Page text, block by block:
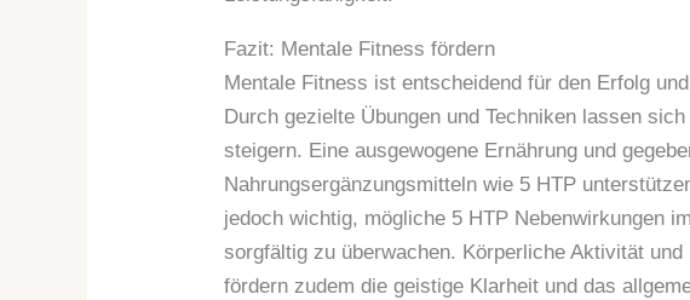
Fazit: Mentale Fitness fördern
Mentale Fitness ist entscheidend für den Erfolg
Durch gezielte Übungen und Techniken lassen
steigern. Eine ausgewogene Ernährung und
Nahrungsergänzungsmitteln wie 5 HTP
jedoch wichtig, mögliche 5 HTP Nebenwirkungen
sorgfältig zu überwachen. Körperliche Aktivität
fördern zudem die geistige Klarheit und das